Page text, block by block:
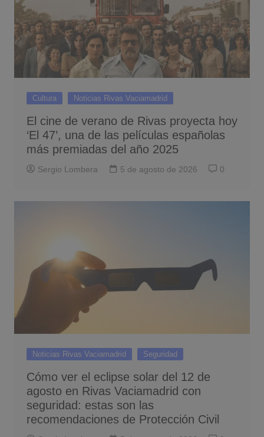
Cultura Noticias Rivas Vaciamadrid
El cine de verano de Rivas proyecta hoy
‘El 47’, una de las películas españolas
más premiadas del año 2025
Sergio Lombera 5 de agosto de 2026 0
Noticias Rivas Vaciamadrid Seguridad
Cómo ver el eclipse solar del 12 de
agosto en Rivas Vaciamadrid con
seguridad: estas son las
recomendaciones de Protección Civil